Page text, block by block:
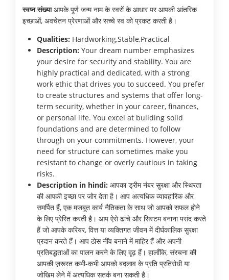
स्वप्न संख्याआपके पूर्ण जन्म नाम के स्वरों के आधार पर आपकी आंतरिक
इच्छाओं, अवचेतन प्रेरणाओं और सच्चे स्व को प्रकट करती है।
Qualities: Hardworking,Stable,Practical
Description: Your dream number emphasizes
your desire for security and stability. You are
highly practical and dedicated, with a strong
work ethic that drives you to succeed. You prefer
to create structures and systems that offer long-
term security, whether in your career, finances,
or personal life. You excel at building solid
foundations and are determined to follow
through on your commitments. However, your
need for structure can sometimes make you
resistant to change or overly cautious in taking
risks.
Description in hindi: आपका ड्रीम नंबर सुरक्षा और स्थिरता
की आपकी इच्छा पर जोर देता है। आप अत्यधिक व्यावहारिक और
समर्पित हैं, एक मजबूत कार्य नैतिकता के साथ जो आपको सफल होने
के लिए प्रेरित करती है। आप ऐसे ढांचे और सिस्टम बनाना पसंद करते
हैं जो आपके करियर, वित्त या व्यक्तिगत जीवन में दीर्घकालिक सुरक्षा
प्रदान करते हैं। आप ठोस नींव बनाने में माहिर हैं और अपनी
प्रतिबद्धताओं का पालन करने के लिए दृढ़ हैं। हालाँकि, संरचना की
आपकी ज़रूरत कभी-कभी आपको बदलाव के प्रति प्रतिरोधी या
जोखिम लेने में अत्यधिक सतर्क बना सकती है।